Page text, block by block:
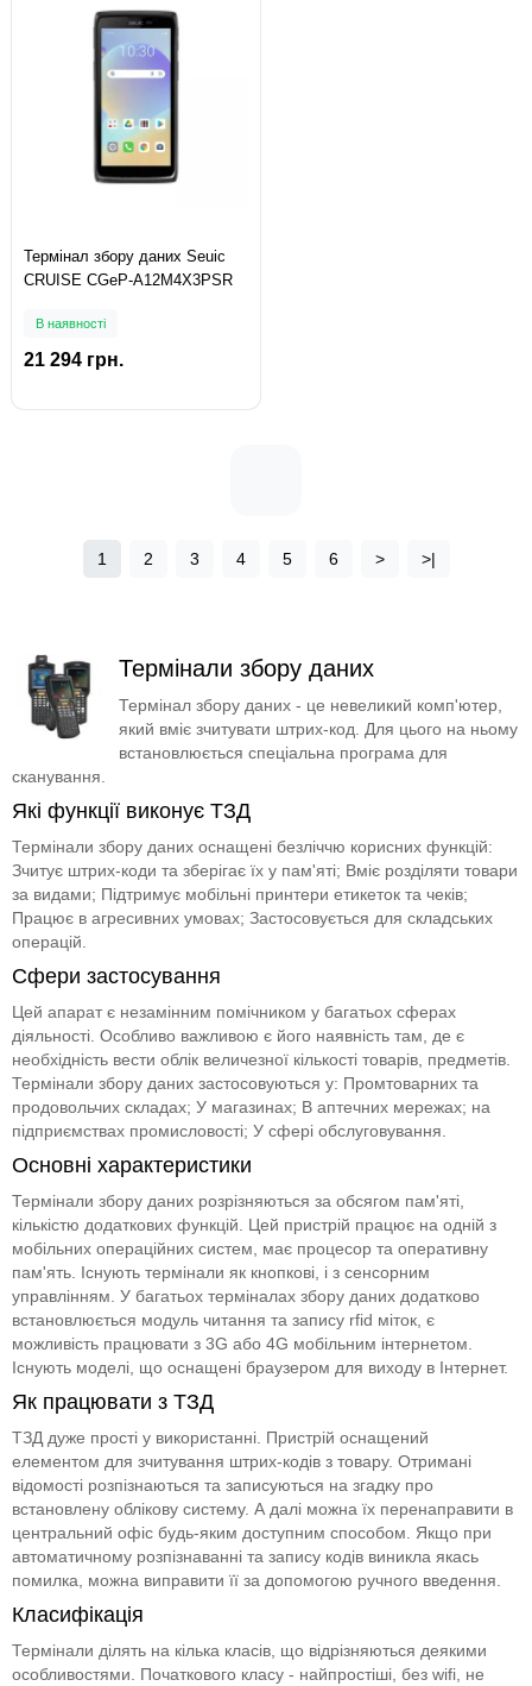
Термінал збору даних Seuic
CRUISE CGeP-A12M4X3PSR
В наявності
21 294 грн.
1 2 3 4 5 6 > >|
Термінали збору даних
Термінал збору даних - це невеликий комп'ютер,
який вміє зчитувати штрих-код. Для цього на ньому
встановлюється спеціальна програма для
сканування.
Які функції виконує ТЗД
Термінали збору даних оснащені безліччю корисних функцій:
Зчитує штрих-коди та зберігає їх у пам'яті; Вміє розділяти товари
за видами; Підтримує мобільні принтери етикеток та чеків;
Працює в агресивних умовах; Застосовується для складських
операцій.
Сфери застосування
Цей апарат є незамінним помічником у багатьох сферах
діяльності. Особливо важливою є його наявність там, де є
необхідність вести облік величезної кількості товарів, предметів.
Термінали збору даних застосовуються у: Промтоварних та
продовольчих складах; У магазинах; В аптечних мережах; на
підприємствах промисловості; У сфері обслуговування.
Основні характеристики
Термінали збору даних розрізняються за обсягом пам'яті,
кількістю додаткових функцій. Цей пристрій працює на одній з
мобільних операційних систем, має процесор та оперативну
пам'ять. Існують термінали як кнопкові, і з сенсорним
управлінням. У багатьох терміналах збору даних додатково
встановлюється модуль читання та запису rfid міток, є
можливість працювати з 3G або 4G мобільним інтернетом.
Існують моделі, що оснащені браузером для виходу в Інтернет.
Як працювати з ТЗД
ТЗД дуже прості у використанні. Пристрій оснащений
елементом для зчитування штрих-кодів з товару. Отримані
відомості розпізнаються та записуються на згадку про
встановлену облікову систему. А далі можна їх перенаправити в
центральний офіс будь-яким доступним способом. Якщо при
автоматичному розпізнаванні та запису кодів виникла якась
помилка, можна виправити її за допомогою ручного введення.
Класифікація
Термінали ділять на кілька класів, що відрізняються деякими
особливостями. Початкового класу - найпростіші, без wifi, не